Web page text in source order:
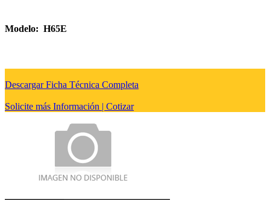
Modelo: H65E
Descargar Ficha Técnica Completa
Solicite más Información | Cotizar